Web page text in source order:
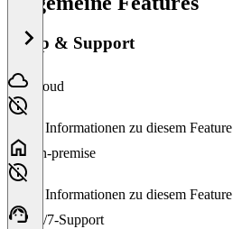
Setup & Support
Cloud
Keine Informationen zu diesem Feature
On-premise
Keine Informationen zu diesem Feature
24/7-Support